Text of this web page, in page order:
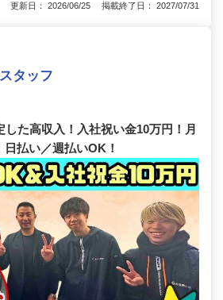
更新日： 2026/06/25 掲載終了日： 2027/07/31
タッフ
た高収入！入社祝い金10万円！月
払い／週払いOK！